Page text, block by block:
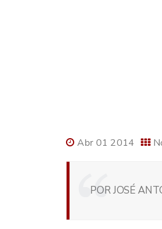
Abr 01 2014
POR JOSÉ